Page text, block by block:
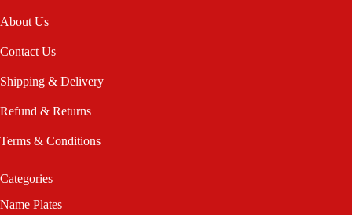
About Us
Contact Us
Shipping & Delivery
Refund & Returns
Terms & Conditions
Categories
Name Plates